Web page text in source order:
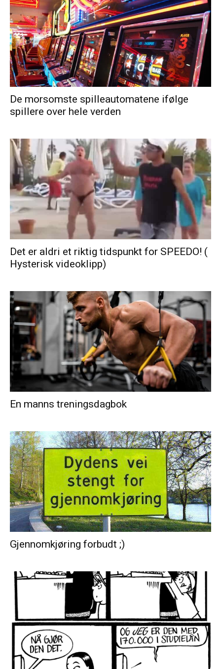
De morsomste spilleautomatene ifølge
spillere over hele verden
Det er aldri et riktig tidspunkt for SPEEDO! (
Hysterisk videoklipp)
En manns treningsdagbok
Gjennomkjøring forbudt ;)